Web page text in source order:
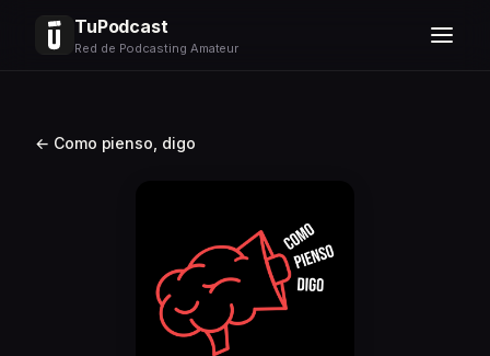
TuPodcast
Red de Podcasting Amateur
← Como pienso, digo